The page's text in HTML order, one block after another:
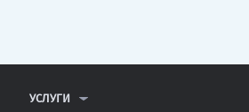
УСЛУГИ